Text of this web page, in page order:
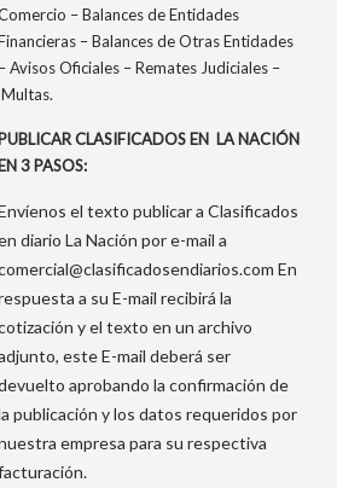
– Balances de Entidades
– Balances de Otras Entidades
– Avisos Oficiales – Remates Judiciales –
Multas.
PUBLICAR CLASIFICADOS EN LA NACIÓN
EN 3 PASOS:
el texto publicar a Clasificados
diario La Nación por e-mail a
En
a su E-mail recibirá la
y el texto en un archivo
este E-mail deberá ser
aprobando la confirmación de
publicación y los datos requeridos por
empresa para su respectiva